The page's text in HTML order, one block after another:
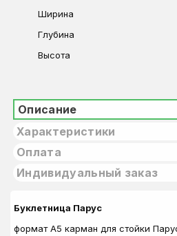
Ширина
Глубина
Высота
Описание
Характеристики
Оплата
Индивидуальный заказ
Буклетница Парус
формат А5 карман для стойки